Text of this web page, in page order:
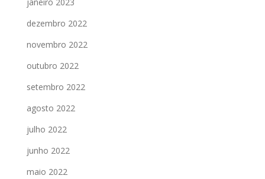
dezembro 2022
novembro 2022
outubro 2022
setembro 2022
agosto 2022
julho 2022
junho 2022
maio 2022